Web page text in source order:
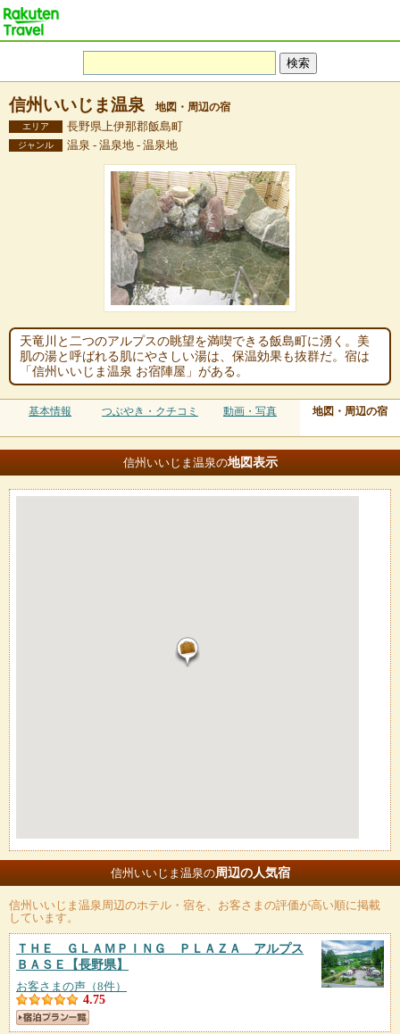
信州いいじま温泉 地図・周辺の宿
エリア 長野県上伊那郡飯島町
ジャンル 温泉 - 温泉地 - 温泉地
天竜川と二つのアルプスの眺望を満喫できる飯島町に湧く。美
肌の湯と呼ばれる肌にやさしい湯は、保温効果も抜群だ。宿は
「信州いいじま温泉 お宿陣屋」がある。
基本情報 つぶやき・クチコミ 動画・写真 地図・周辺の宿
信州いいじま温泉の地図表示
信州いいじま温泉の周辺の人気宿
信州いいじま温泉周辺のホテル・宿を、お客さまの評価が高い順に掲載
しています。
ＴＨＥ ＧＬＡＭＰＩＮＧ ＰＬＡＺＡ アルプス
ＢＡＳＥ
【長野県】
お客さまの声（8件）
4.75